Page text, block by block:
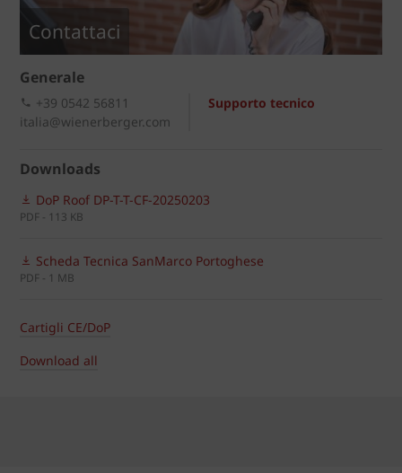
Contattaci
Generale
Supporto tecnico
+39 0542 56811
italia@wienerberger.com
Downloads
DoP Roof DP-T-T-CF-20250203
PDF - 113 KB
Scheda Tecnica SanMarco Portoghese
PDF - 1 MB
Cartigli CE/DoP
Download all